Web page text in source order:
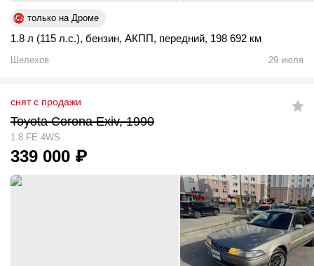
только на Дроме
1.8 л (115 л.с.), бензин, АКПП, передний, 198 692 км
Шелехов 29 июля
снят с продажи
Toyota Corona Exiv, 1990
1.8 FE 4WS
339 000 ₽